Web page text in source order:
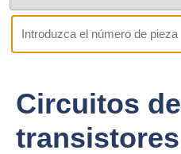
Circuitos de
transistores